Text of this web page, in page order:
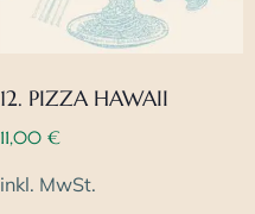
12. PIZZA HAWAII
11,00 €
inkl. MwSt.